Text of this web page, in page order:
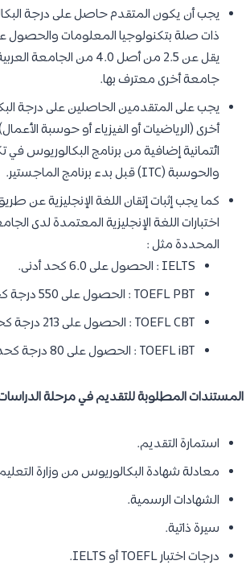
يجب أن يكون المتقدم حاصل على درجة
ذات صلة بتكنولوجيا المعلومات والحصول
يقل عن 2.5 من أصل 4.0 من
جامعة أخرى معترف بها.
يجب على المتقدمين الحاصلين على درجة
ائتمانية إضافية من برنامج البكالوريوس في
والحوسبة (ITC) قبل بدء برنامج الماجستير.
كما يجب إثبات إتقان اللغة الإنجليزية عن
اختبارات اللغة الإنجليزية المعتمدة لدى
المحددة مثل :
IELTS : الحصول على 6.0 كحد أدنى.
TOEFL PBT : الحصول على 550 درجة كحد ادنى.
TOEFL CBT : الحصول على 213 درجة كحد أدنى.
TOEFL iBT : الحصول على 80 درجة كحد أدنى.
المستندات المطلوبة للتقديم في مرحلة الدراسات
استمارة التقديم.
معادلة شهادة البكالوريوس من وزارة التعليم
الشهادات الرسمية.
سيرة ذاتية.
درجات اختبار TOEFL أو IELTS.